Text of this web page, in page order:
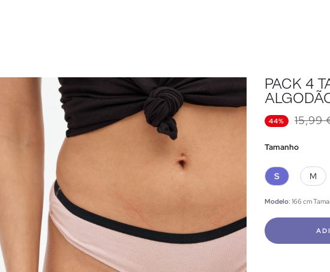
PACK 4
44% 15,99
Tamanho
S M
Modelo: 166 cm